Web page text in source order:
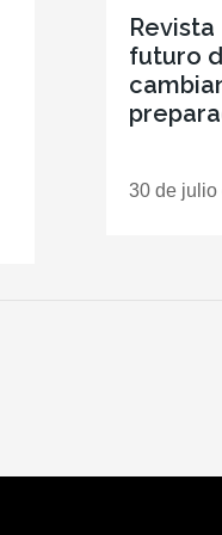
Revista
futuro
30 de julio